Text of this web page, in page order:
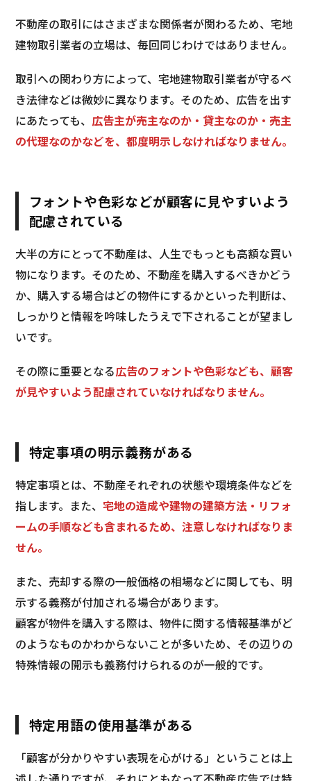
不動産の取引にはさまざまな関係者が関わるため、宅地
建物取引業者の立場は、毎回同じわけではありません。
取引への関わり方によって、宅地建物取引業者が守るべ
き法律などは微妙に異なります。そのため、広告を出す
にあたっても、 広告主が売主なのか・貸主なのか・売主
の代理なのかなどを、都度明示しなければなりません。
フォントや色彩などが顧客に見やすいよう
配慮されている
大半の方にとって不動産は、人生でもっとも高額な買い
物になります。そのため、不動産を購入するべきかどう
か、購入する場合はどの物件にするかといった判断は、
しっかりと情報を吟味したうえで下されることが望まし
いです。
その際に重要となる広告のフォントや色彩なども、顧客
が見やすいよう配慮されていなければなりません。
特定事項の明示義務がある
特定事項とは、不動産それぞれの状態や環境条件などを
指します。また、宅地の造成や建物の建築方法・リフォ
ームの手順なども含まれるため、注意しなければなりま
せん。
また、売却する際の一般価格の相場などに関しても、明
示する義務が付加される場合があります。
顧客が物件を購入する際は、物件に関する情報基準がど
のようなものかわからないことが多いため、その辺りの
特殊情報の開示も義務付けられるのが一般的です。
特定用語の使用基準がある
「顧客が分かりやすい表現を心がける」ということは上